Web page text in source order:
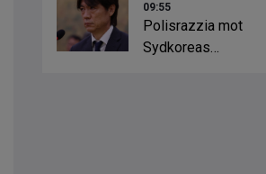
09:55
Polisrazzia mot
Sydkoreas